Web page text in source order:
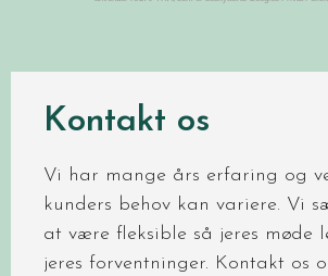
Kontakt os
Vi har mange års erfaring og
kunders behov kan variere. Vi
at være fleksible så jeres møde
jeres forventninger. Kontakt os